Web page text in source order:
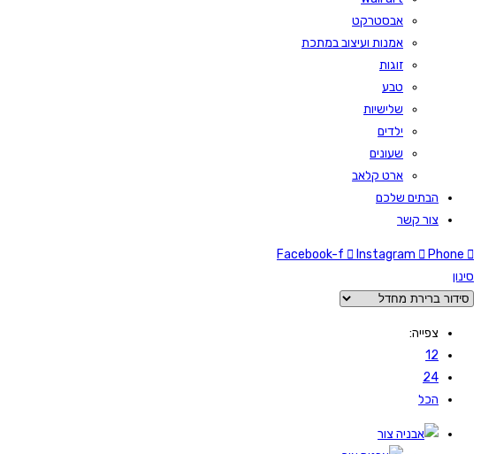
אבסטרקט
אמנות ועיצוב במתכת
זוגות
טבע
שלישיות
ילדים
שעונים
ארט קלאב
הבתים שלכם
צור קשר
Facebook-f Instagram
Phone
סינון
צפייה:
12
24
הכל